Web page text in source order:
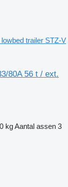
trailer STZ-V
80A 56 t / ext.
kgAantal assen 3